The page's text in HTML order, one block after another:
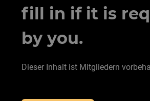
fill in if it is
by you.
Dieser Inhalt ist Mitgliedern